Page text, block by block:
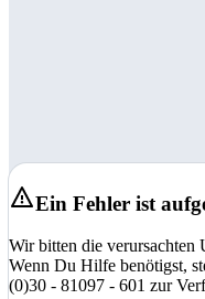
Ein Fehler ist
Wir bitten die verursachten
Wenn Du Hilfe benötigst,
(0)30 - 81097 - 601 zur